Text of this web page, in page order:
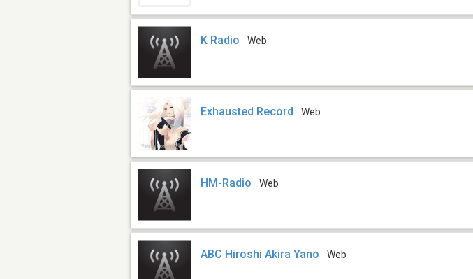
K Radio Web
Exhausted Record Web
HM-Radio Web
ABC Hiroshi Akira Yano Web